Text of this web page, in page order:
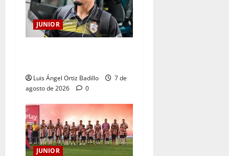
JUNIOR
Luis Ángel Ortiz Badillo
7 de
agosto de 2026
0
JUNIOR